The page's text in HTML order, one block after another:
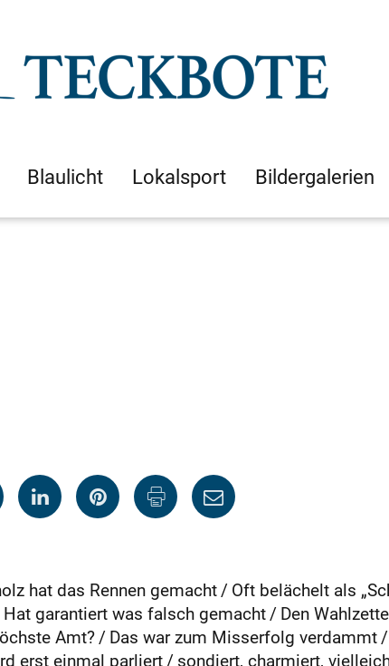
Blaulicht Lokalsport Bildergalerien
hat das Rennen gemacht / Oft belächelt als
garantiert was falsch gemacht / Den
Amt? / Das war zum Misserfolg verdammt /
erst einmal parliert / sondiert, charmiert,